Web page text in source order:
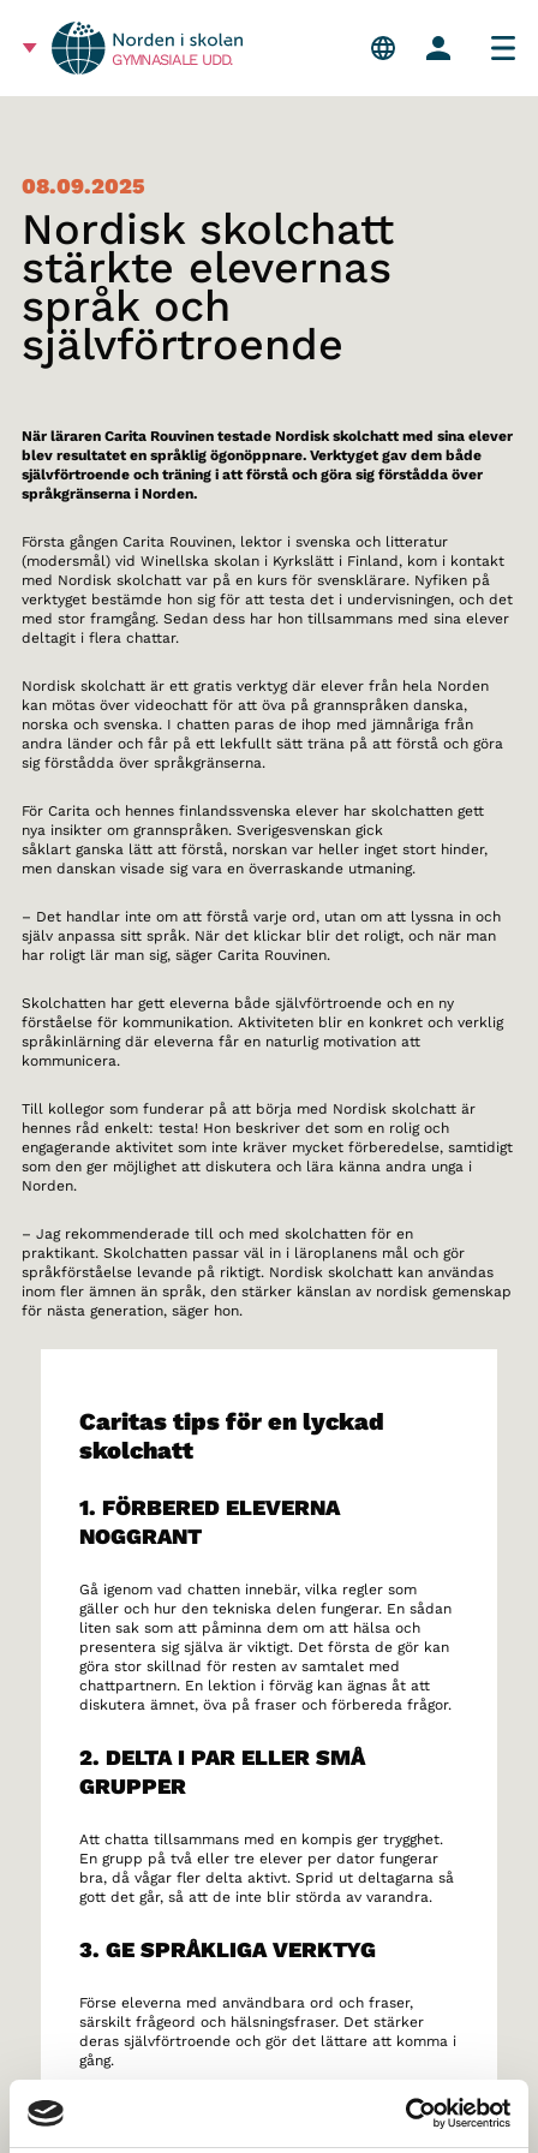
GYMNASIALE UDD.
08.09.2025
Nordisk skolchatt
stärkte elevernas
språk och
självförtroende
När läraren Carita Rouvinen testade Nordisk skolchatt med sina elever
blev resultatet en språklig ögonöppnare. Verktyget gav dem både
självförtroende och träning i att förstå och göra sig förstådda över
språkgränserna i Norden.
Första gången Carita Rouvinen, lektor i svenska och litteratur
(modersmål) vid Winellska skolan i Kyrkslätt i Finland, kom i kontakt
med Nordisk skolchatt var på en kurs för svensklärare. Nyfiken på
verktyget bestämde hon sig för att testa det i undervisningen, och det
med stor framgång. Sedan dess har hon tillsammans med sina elever
deltagit i flera chattar.
Nordisk skolchatt är ett gratis verktyg där elever från hela Norden
kan mötas över videochatt för att öva på grannspråken danska,
norska och svenska. I chatten paras de ihop med jämnåriga från
andra länder och får på ett lekfullt sätt träna på att förstå och göra
sig förstådda över språkgränserna.
För Carita och hennes finlandssvenska elever har skolchatten gett
nya insikter om grannspråken. Sverigesvenskan gick
såklart ganska lätt att förstå, norskan var heller inget stort hinder,
men danskan visade sig vara en överraskande utmaning.
– Det handlar inte om att förstå varje ord, utan om att lyssna in och
själv anpassa sitt språk. När det klickar blir det roligt, och när man
har roligt lär man sig, säger Carita Rouvinen.
Skolchatten har gett eleverna både självförtroende och en ny
förståelse för kommunikation. Aktiviteten blir en konkret och verklig
språkinlärning där eleverna får en naturlig motivation att
kommunicera.
Till kollegor som funderar på att börja med Nordisk skolchatt är
hennes råd enkelt: testa! Hon beskriver det som en rolig och
engagerande aktivitet som inte kräver mycket förberedelse, samtidigt
som den ger möjlighet att diskutera och lära känna andra unga i
Norden.
– Jag rekommenderade till och med skolchatten för en
praktikant. Skolchatten passar väl in i läroplanens mål och gör
språkförståelse levande på riktigt. Nordisk skolchatt kan användas
inom fler ämnen än språk, den stärker känslan av nordisk gemenskap
för nästa generation, säger hon.
Caritas tips för en lyckad
skolchatt
1. FÖRBERED ELEVERNA
NOGGRANT
Gå igenom vad chatten innebär, vilka regler som
gäller och hur den tekniska delen fungerar. En sådan
liten sak som att påminna dem om att hälsa och
presentera sig själva är viktigt. Det första de gör kan
göra stor skillnad för resten av samtalet med
chattpartnern. En lektion i förväg kan ägnas åt att
diskutera ämnet, öva på fraser och förbereda frågor.
2. DELTA I PAR ELLER SMÅ
GRUPPER
Att chatta tillsammans med en kompis ger trygghet.
En grupp på två eller tre elever per dator fungerar
bra, då vågar fler delta aktivt. Sprid ut deltagarna så
gott det går, så att de inte blir störda av varandra.
3. GE SPRÅKLIGA VERKTYG
Förse eleverna med användbara ord och fraser,
särskilt frågeord och hälsningsfraser. Det stärker
deras självförtroende och gör det lättare att komma i
gång.
NYFIKEN STÄMNING